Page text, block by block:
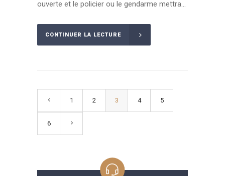
ouverte et le policier ou le gendarme mettra...
CONTINUER LA LECTURE
1 2 3 4 5
6